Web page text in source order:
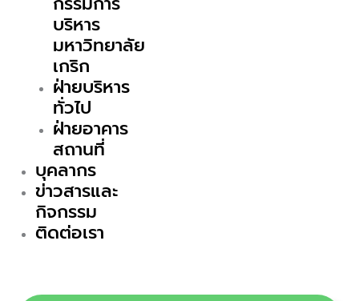
บริหาร
มหาวิทยาลัย
เกริก
ฝ่ายบริหาร
ทั่วไป
ฝ่ายอาคาร
สถานที่
บุคลากร
ข่าวสารและ
กิจกรรม
ติดต่อเรา